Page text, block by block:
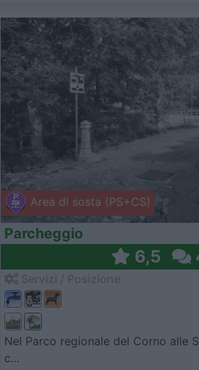
Area di sosta (PS+CS)
Parcheggio
6,5
Nel Parco regionale del Corno alle
c...